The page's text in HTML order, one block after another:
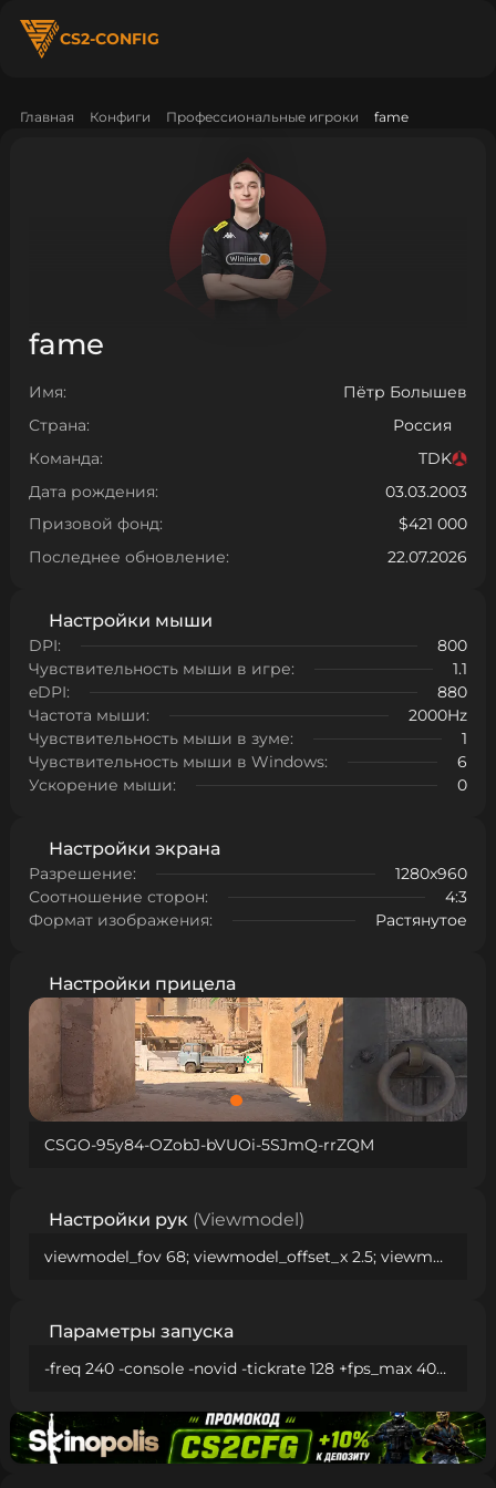
CS2-CONFIG
Главная Конфиги Профессиональные игроки fame
fame
Имя:
Пётр Болышев
Страна:
Россия
Команда:
TDK
Дата рождения:
03.03.2003
Призовой фонд:
$421 000
Последнее обновление:
22.07.2026
Настройки мыши
DPI:
800
Чувствительность мыши в игре:
1.1
eDPI:
880
Частота мыши:
2000Hz
Чувствительность мыши в зуме:
1
Чувствительность мыши в Windows:
6
Ускорение мыши:
0
Настройки экрана
Разрешение:
1280x960
Соотношение сторон:
4:3
Формат изображения:
Растянутое
Настройки прицела
CSGO-95y84-OZobJ-bVUOi-5SJmQ-rrZQM
Настройки рук (Viewmodel)
viewmodel_fov 68; viewmodel_offset_x 2.5; viewmodel_offset_y 0; viewmodel_offset_z -1.5; viewmodel_presetpos 3;
Параметры запуска
-freq 240 -console -novid -tickrate 128 +fps_max 400 +cl_interp_ratio 1 -allow_third_party_software -nojoy